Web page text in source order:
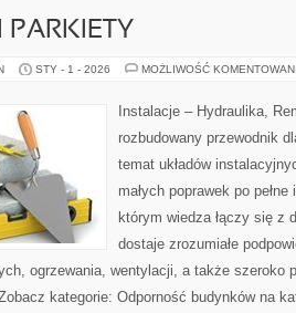
PARKIETY
STY - 1 - 2026 MOŻLIWOŚĆ
Instalacje – Hydraulika,
rozbudowany przewodnik
temat układów
małych poprawek po
którym wiedza łączy się z
dostaje zrozumiałe
ogrzewania, wentylacji, a także szeroko
kategorie: Odporność budynków na